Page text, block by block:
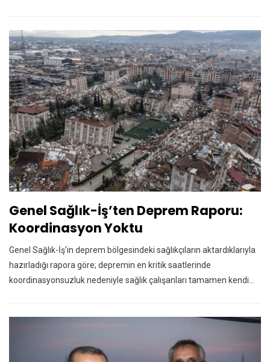
Genel Sağlık-İş’ten Deprem Raporu:
Koordinasyon Yoktu
Genel Sağlık-İş’in deprem bölgesindeki sağlıkçıların aktardıklarıyla
hazırladığı rapora göre; depremin en kritik saatlerinde
koordinasyonsuzluk nedeniyle sağlık çalışanları tamamen kendi…